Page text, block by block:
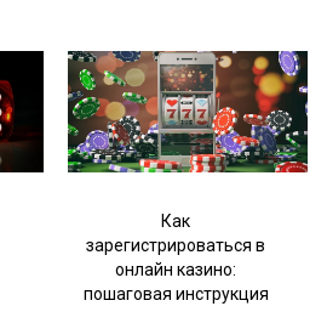
Как
зарегистрироваться в
онлайн казино:
пошаговая инструкция